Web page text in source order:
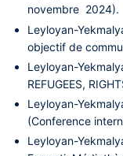
novembre 2024).
Leyloyan-
objectif de
Leyloyan-
REFUGEES,
Leyloyan-
(Conference
Leyloyan-